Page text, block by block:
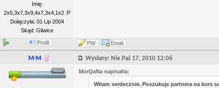
Imię:
2x5,3x7,3x9,4x7,3x4,1x2 :P
Dołączyła: 01 Lip 2004
Skąd: Gliwice
Profil PW Email
M-M Wysłany: Nie Paź 17, 2010 12:06
MorQaNa napisał/a:
Witam serdecznie. Poszukuje partnera na kurs